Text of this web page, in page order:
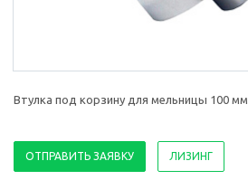
Втулка под корзину для мельницы 100 мм
ОТПРАВИТЬ ЗАЯВКУ ЛИЗИНГ